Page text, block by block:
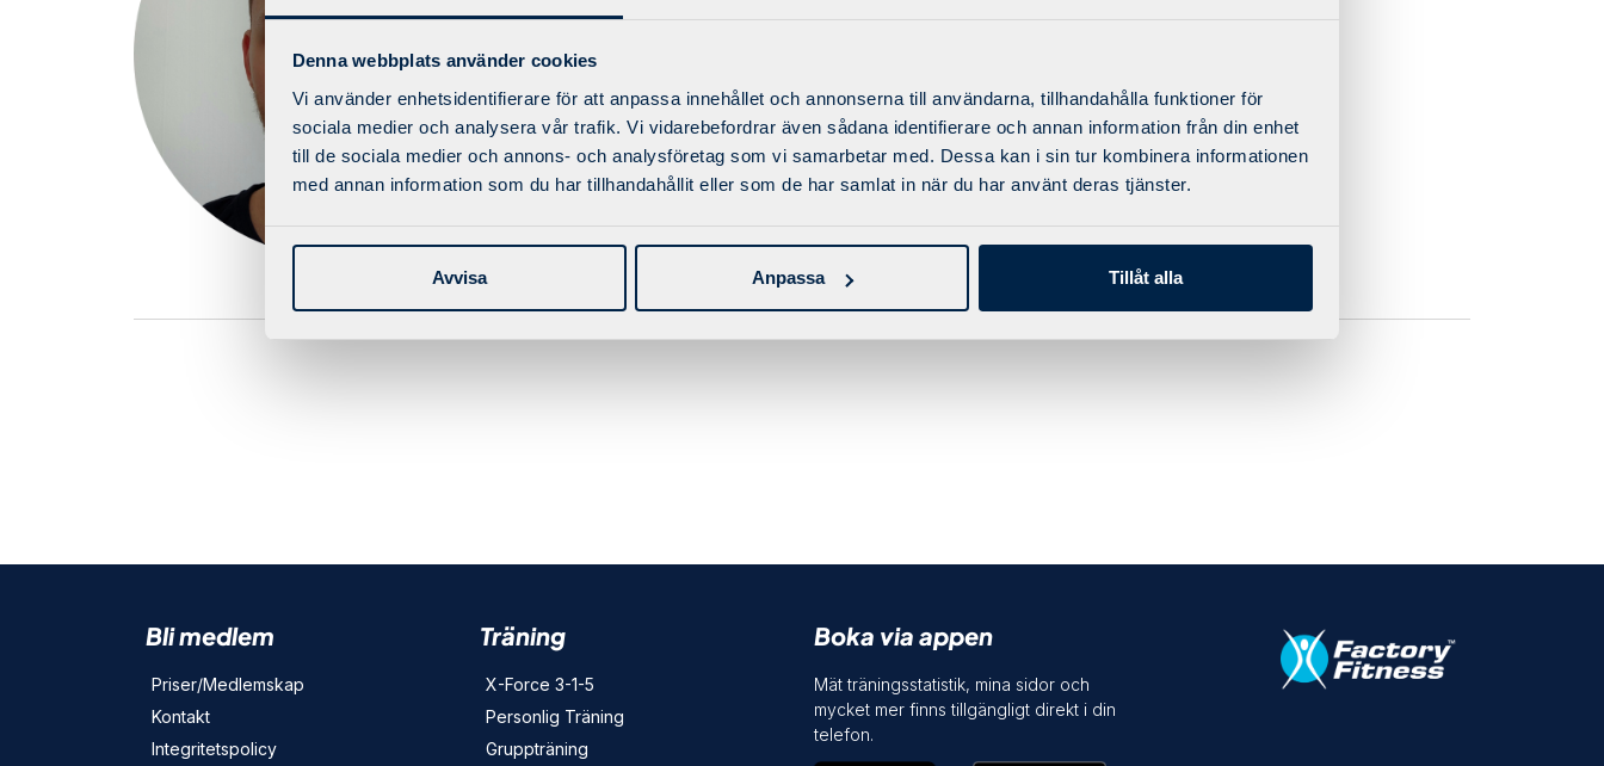
Denna webbplats använder cookies
Vi använder enhetsidentifierare för att anpassa innehållet och annonserna till användarna, tillhandahålla funktioner för
sociala medier och analysera vår trafik. Vi vidarebefordrar även sådana identifierare och annan information från din enhet
till de sociala medier och annons- och analysföretag som vi samarbetar med. Dessa kan i sin tur kombinera informationen
med annan information som du har tillhandahållit eller som de har samlat in när du har använt deras tjänster.
Avvisa Anpassa Tillåt alla
Bli medlem
Priser/Medlemskap
Kontakt
Integritetspolicy
Träning
X-Force 3-1-5
Personlig Träning
Gruppträning
Boka via appen
Mät träningsstatistik, mina sidor och
mycket mer finns tillgängligt direkt i din
telefon.